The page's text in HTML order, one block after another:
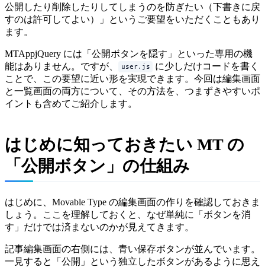
公開したり削除したりしてしまうのを防ぎたい（下書きに戻
すのは許可してよい）」というご要望をいただくこともあり
ます。
MTAppjQuery には「公開ボタンを隠す」といった専用の機
能はありません。ですが、
user.js
に少しだけコードを書く
ことで、この要望に近い形を実現できます。今回は編集画面
と一覧画面の両方について、その方法を、つまずきやすいポ
イントも含めてご紹介します。
はじめに知っておきたい MT の
「公開ボタン」の仕組み
はじめに、Movable Type の編集画面の作りを確認しておきま
しょう。ここを理解しておくと、なぜ単純に「ボタンを消
す」だけでは済まないのかが見えてきます。
記事編集画面の右側には、青い保存ボタンが並んでいます。
一見すると「公開」という独立したボタンがあるように思え